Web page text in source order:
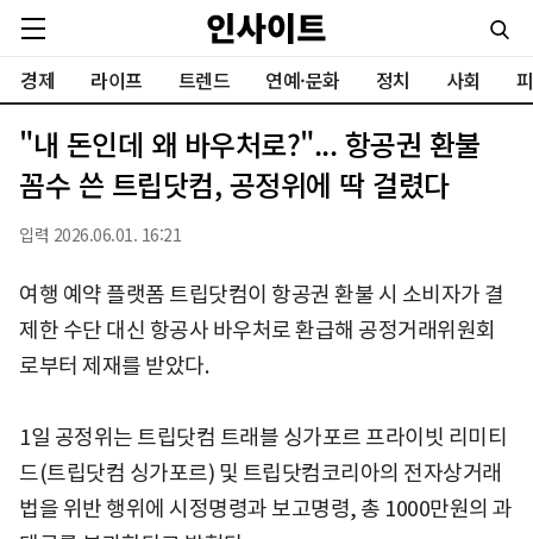
경제 라이프 트렌드 연예·문화 정치 사회
"내 돈인데 왜 바우처로?"... 항공권 환불
꼼수 쓴 트립닷컴, 공정위에 딱 걸렸다
입력 2026.06.01. 16:21
여행 예약 플랫폼 트립닷컴이 항공권 환불 시 소비자가 결
제한 수단 대신 항공사 바우처로 환급해 공정거래위원회
로부터 제재를 받았다.
1일 공정위는 트립닷컴 트래블 싱가포르 프라이빗 리미티
드(트립닷컴 싱가포르) 및 트립닷컴코리아의 전자상거래
법을 위반 행위에 시정명령과 보고명령, 총 1000만원의 과